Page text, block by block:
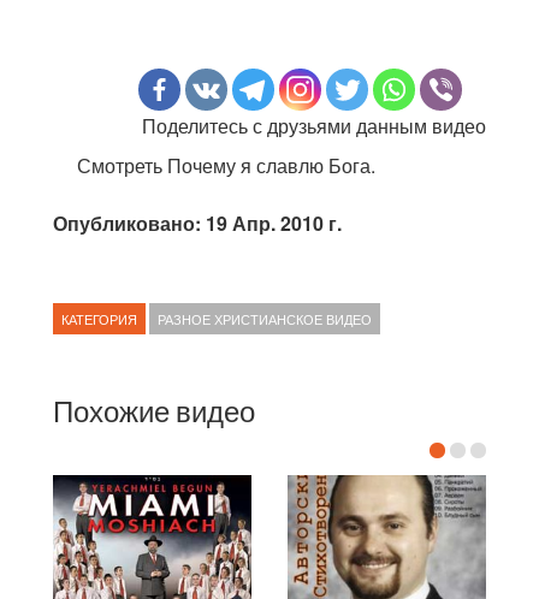
Поделитесь с друзьями данным видео
Смотреть Почему я славлю Бога.
Опубликовано: 19 Апр. 2010 г.
КАТЕГОРИЯ РАЗНОЕ ХРИСТИАНСКОЕ ВИДЕО
Похожие видео